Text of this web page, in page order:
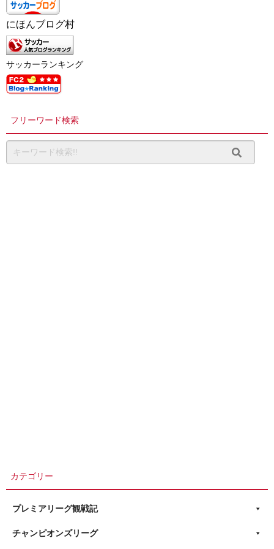
にほんブログ村
サッカーランキング
フリーワード検索
カテゴリー
プレミアリーグ観戦記
チャンピオンズリーグ